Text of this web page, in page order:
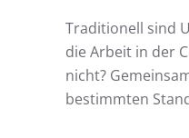
Traditionell sind
die Arbeit in der
nicht?
bestimmten